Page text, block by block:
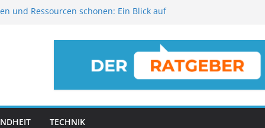
und Ressourcen schonen: Ein Blick auf
Ihr Altbau-Bad in eine luxuriöse
zu Hause ordentlich aufbewahren
TECHNIK